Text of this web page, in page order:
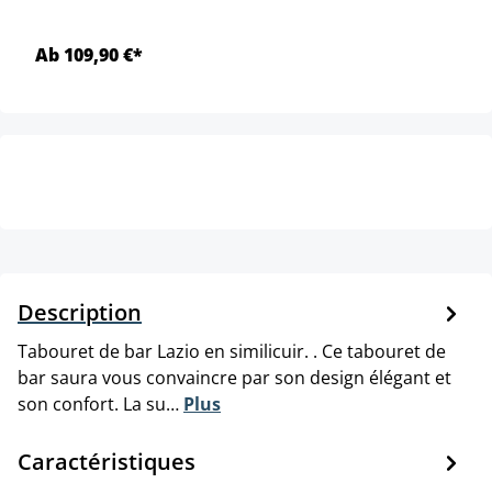
Ab 109,90 €*
Description
Tabouret de bar Lazio en similicuir. . Ce tabouret de
bar saura vous convaincre par son design élégant et
son confort. La su… Plus
Caractéristiques